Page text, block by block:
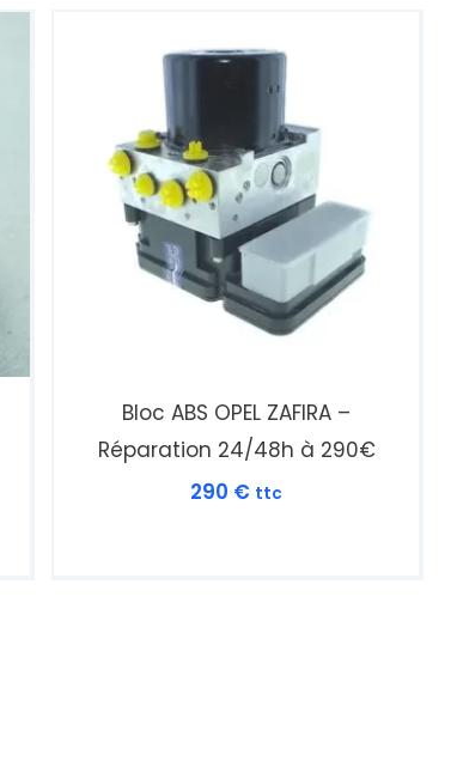
Bloc ABS OPEL ZAFIRA –
Réparation 24/48h à 290€
290 € ttc